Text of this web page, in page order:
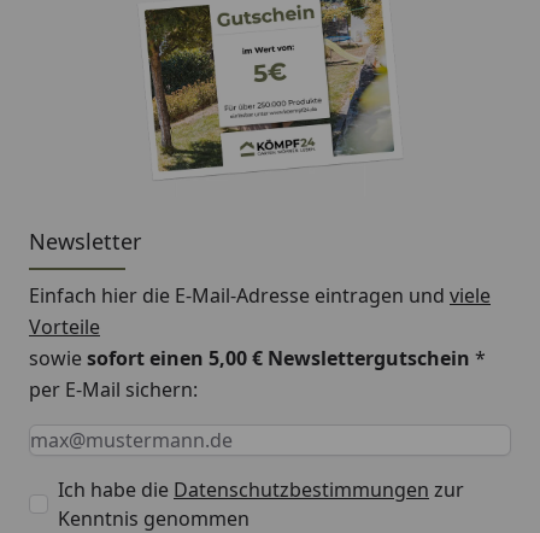
Newsletter
Einfach hier die E-Mail-Adresse eintragen und viele
Vorteile
sowiesofort einen 5,00 € Newslettergutschein *
per E-Mail sichern:
Keine Eingabe erforderlich
Eingabe erforderlich
E-Mail *
Ich habe die Datenschutzbestimmungen zur
Kenntnis genommen